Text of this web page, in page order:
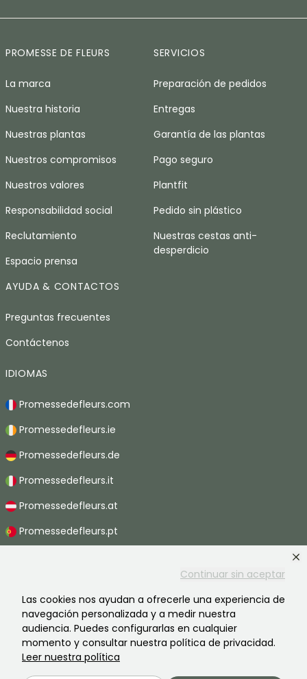
Continuar sin aceptar
Las cookies nos ayudan a ofrecerle una experiencia de
navegación personalizada y a medir nuestra
audiencia. Puedes configurarlas en cualquier
momento y consultar nuestra política de privacidad.
Leer nuestra política
PROMESSE DE FLEURS
La marca
Nuestra historia
Nuestras plantas
Nuestros compromisos
Nuestros valores
Responsabilidad social
Reclutamiento
Espacio prensa
SERVICIOS
Preparación de pedidos
Entregas
Garantía de las plantas
Pago seguro
Plantfit
Pedido sin plástico
Nuestras cestas anti-
desperdicio
AYUDA & CONTACTOS
Preguntas frecuentes
Contáctenos
IDIOMAS
Promessedefleurs.com
Promessedefleurs.ie
Promessedefleurs.de
Promessedefleurs.it
Promessedefleurs.at
Promessedefleurs.pt
Promessedefleurs.ch